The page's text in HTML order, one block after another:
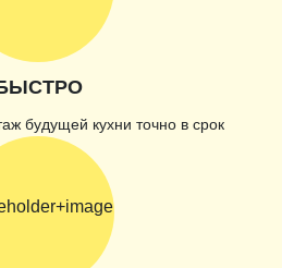
будущей кухни точно в срок